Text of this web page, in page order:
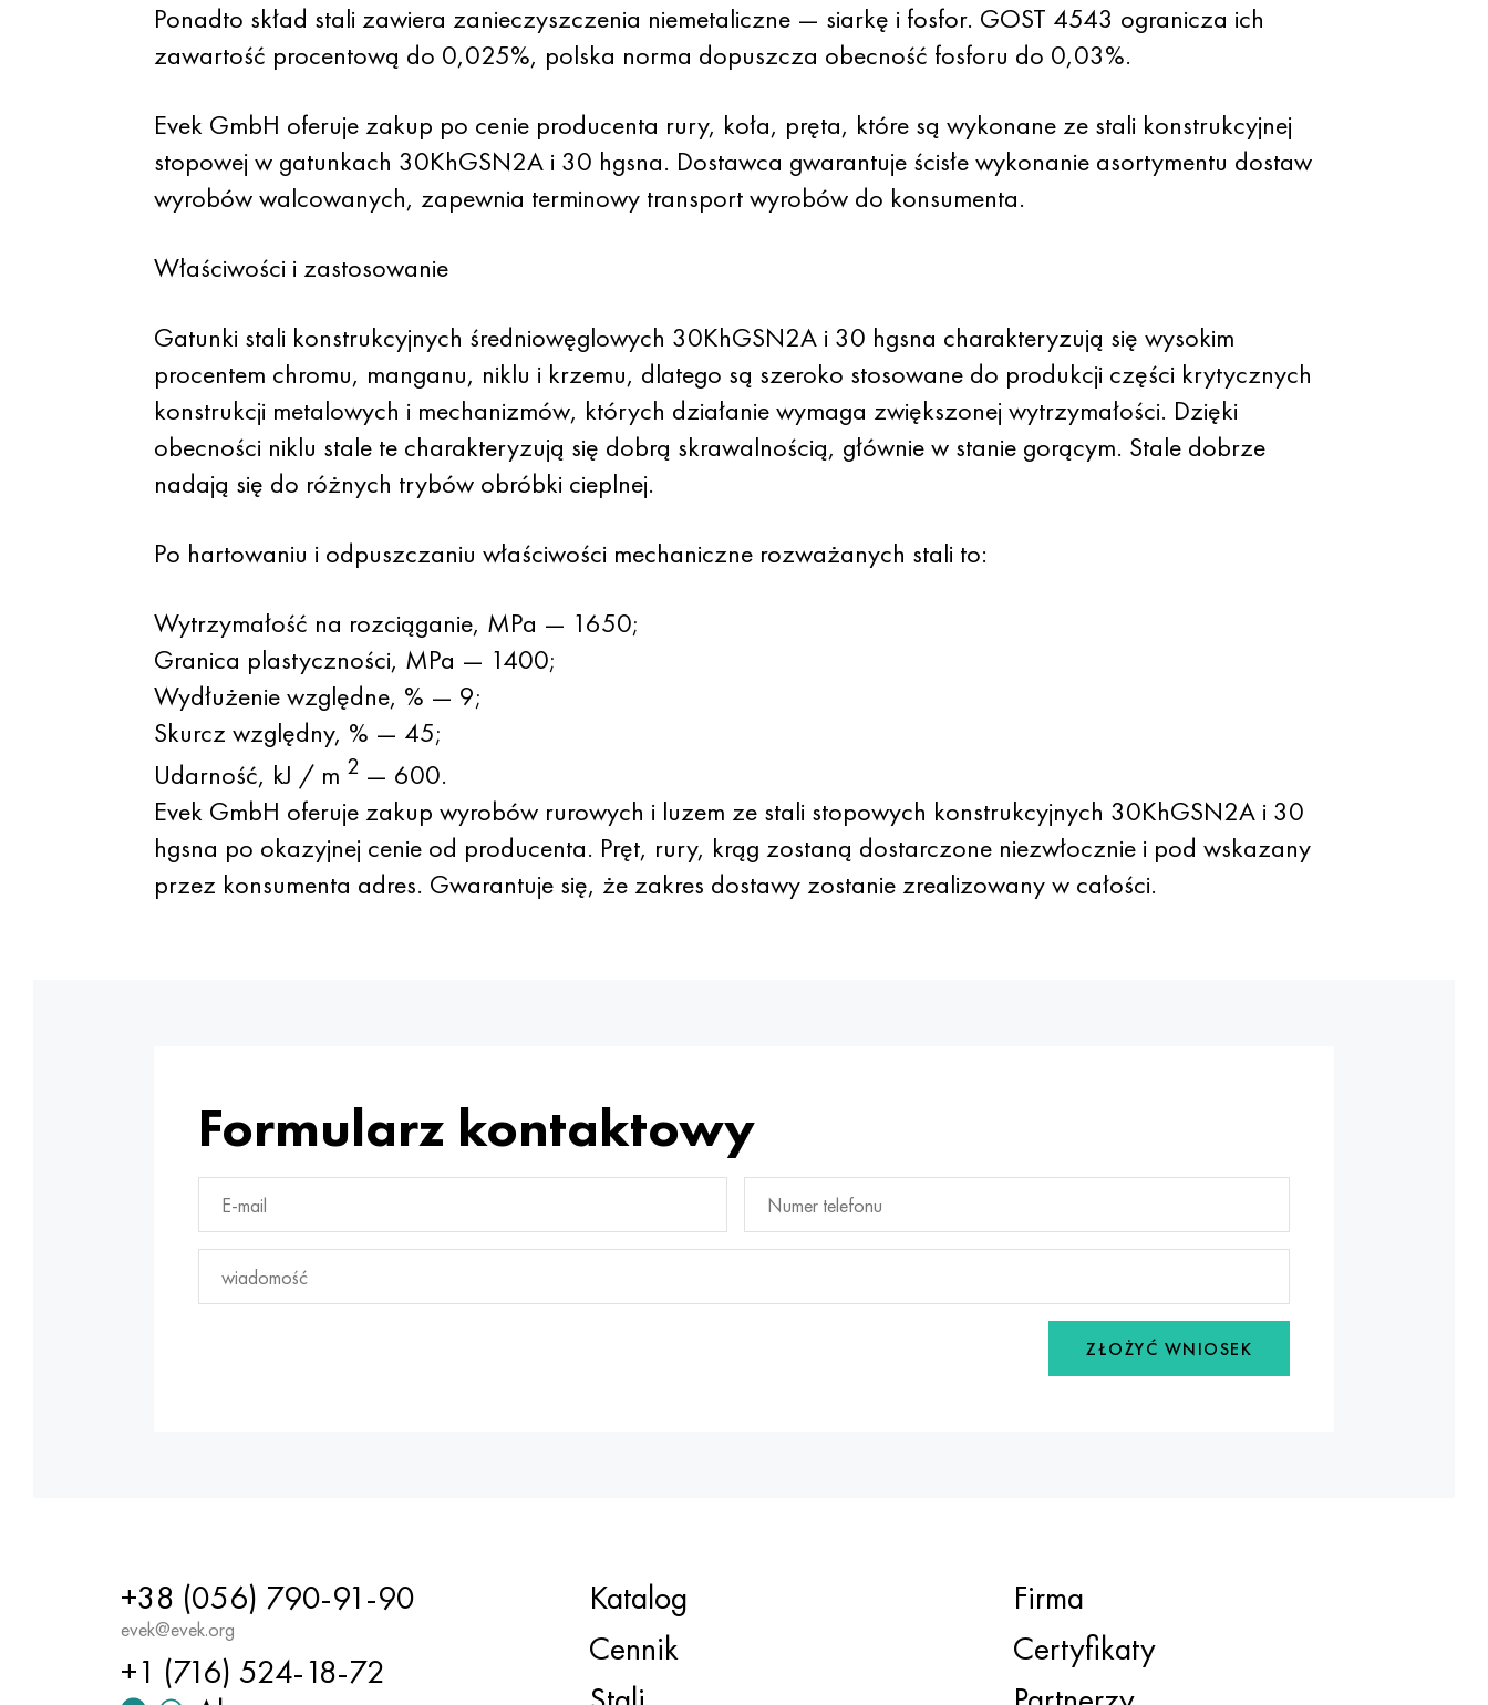
Ponadto skład stali zawiera zanieczyszczenia niemetaliczne — siarkę i fosfor. GOST 4543 ogranicza ich
zawartość procentową do 0,025%, polska norma dopuszcza obecność fosforu do 0,03%.
Evek GmbH oferuje zakup po cenie producenta rury, koła, pręta, które są wykonane ze stali konstrukcyjnej
stopowej w gatunkach 30KhGSN2A i 30 hgsna. Dostawca gwarantuje ścisłe wykonanie asortymentu dostaw
wyrobów walcowanych, zapewnia terminowy transport wyrobów do konsumenta.
Właściwości i zastosowanie
Gatunki stali konstrukcyjnych średniowęglowych 30KhGSN2A i 30 hgsna charakteryzują się wysokim
procentem chromu, manganu, niklu i krzemu, dlatego są szeroko stosowane do produkcji części krytycznych
konstrukcji metalowych i mechanizmów, których działanie wymaga zwiększonej wytrzymałości. Dzięki
obecności niklu stale te charakteryzują się dobrą skrawalnością, głównie w stanie gorącym. Stale dobrze
nadają się do różnych trybów obróbki cieplnej.
Po hartowaniu i odpuszczaniu właściwości mechaniczne rozważanych stali to:
Wytrzymałość na rozciąganie, MPa — 1650;
Granica plastyczności, MPa — 1400;
Wydłużenie względne, % — 9;
Skurcz względny, % — 45;
Udarność, kJ / m 2— 600.
Evek GmbH oferuje zakup wyrobów rurowych i luzem ze stali stopowych konstrukcyjnych 30KhGSN2A i 30
hgsna po okazyjnej cenie od producenta. Pręt, rury, krąg zostaną dostarczone niezwłocznie i pod wskazany
przez konsumenta adres. Gwarantuje się, że zakres dostawy zostanie zrealizowany w całości.
Formularz kontaktowy
ZŁOŻYĆ WNIOSEK
+38 (056) 790-91-90
evek@evek.org
+1 (716) 524-18-72
Katalog
Cennik
Firma
Certyfikaty